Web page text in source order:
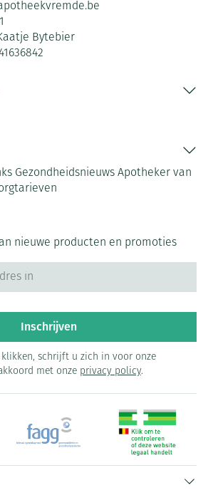
Bytebier
Gezondheidsnieuws Apotheker van
nieuwe producten en promoties
Inschrijven
schrijft u zich in voor onze
met onze privacy policy.